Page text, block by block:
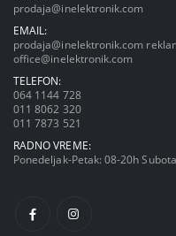
prodaja@inelektronik.com
EMAIL:
prodaja@inelektronik.com
office@inelektronik.com
TELEFON:
064 1144 728
011 8062 320
011 7873 521
RADNO VREME:
Ponedeljak-Petak: 08-20h